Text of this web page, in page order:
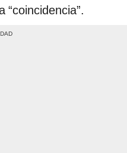
“coincidencia”.